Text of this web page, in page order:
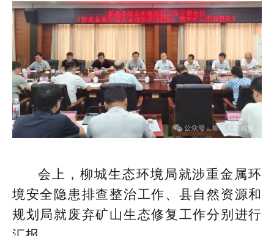
会上，柳城生态环境局就涉重金属环
境安全隐患排查整治工作、县自然资源和
规划局就废弃矿山生态修复工作分别进行